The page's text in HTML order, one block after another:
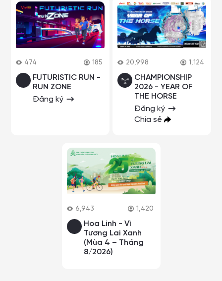
474 185
FUTURISTIC RUN -
RUN ZONE
Đăng ký
20,998 1,124
CHAMPIONSHIP
2026 - YEAR OF
THE HORSE
Đăng ký
Chia sẻ
6,943 1,420
Hoa Linh - Vì
Tương Lai Xanh
(Mùa 4 – Tháng
8/2026)